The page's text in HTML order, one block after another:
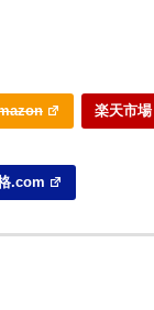
楽天市場
.com